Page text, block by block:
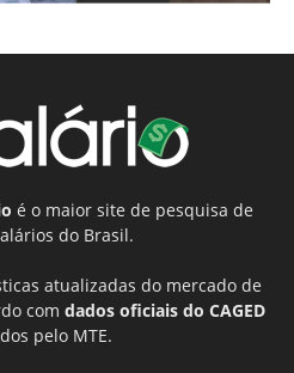
é o maior site de pesquisa de
do Brasil.
atualizadas do mercado de
com dados oficiais do CAGED
pelo MTE.